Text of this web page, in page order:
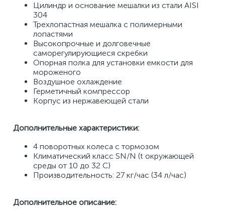
Цилиндр и основание мешалки из стали AISI
304
Трехлопастная мешалка с полимерными
лопастями
Высокопрочные и долговечные
саморегулирующиеся скребки
Опорная полка для установки емкости для
мороженого
Воздушное охлаждение
Герметичный компрессор
Корпус из нержавеющей стали
Дополнительные характеристики:
4 поворотных колеса с тормозом
Климатический класс SN/N (t окружающей
среды от 10 до 32 C)
Производительность: 27 кг/час (34 л/час)
Дополнительное описание: